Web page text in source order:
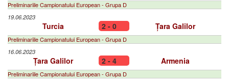
Preliminariile Campionatului European - Grupa D
19.06.2023
Turcia 2 - 0 Țara Galilor
Preliminariile Campionatului European - Grupa D
16.06.2023
Țara Galilor 2 - 4 Armenia
Preliminariile Campionatului European - Grupa D